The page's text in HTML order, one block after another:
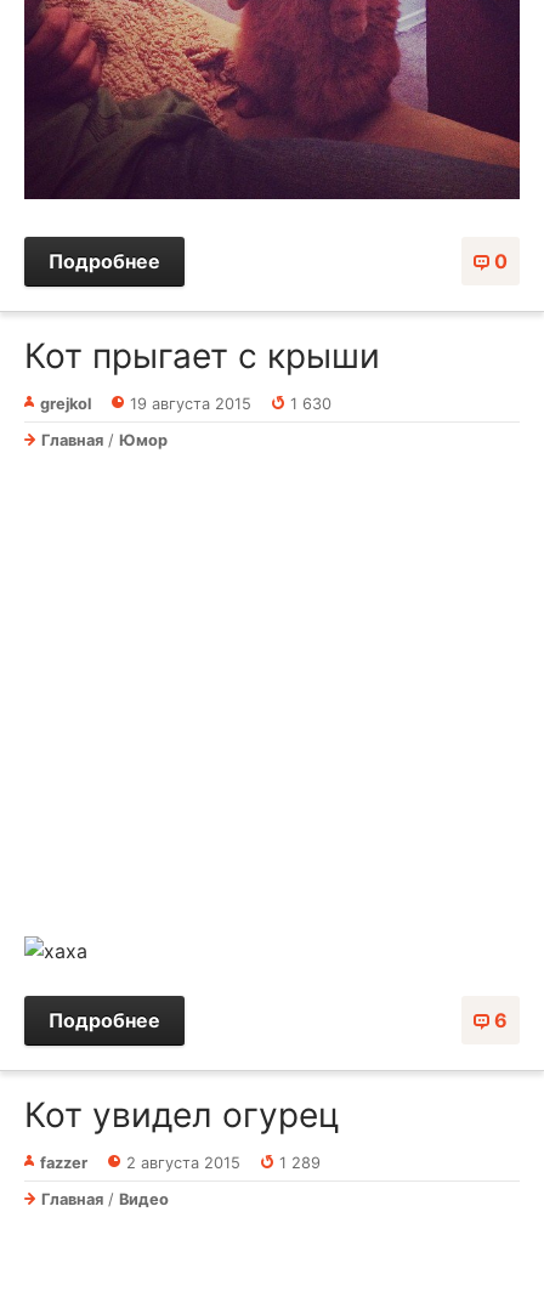
0
Подробнее
Кот прыгает с крыши
grejkol 19 августа 2015
1 630
Главная / Юмор
6
Подробнее
Кот увидел огурец
fazzer 2 августа 2015
1 289
Главная / Видео